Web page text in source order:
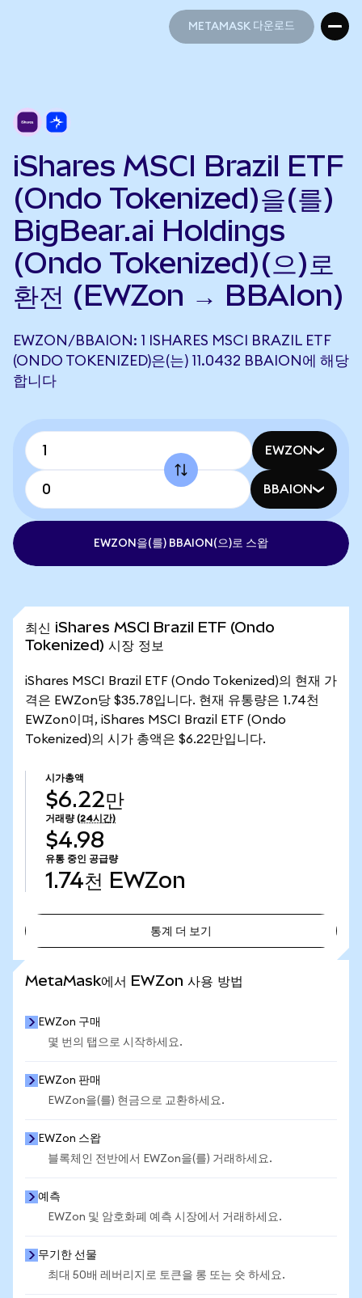
METAMASK 다운로드
iShares MSCI Brazil ETF
(Ondo Tokenized)을(를)
BigBear.ai Holdings
(Ondo Tokenized)(으)로
환전 (EWZon → BBAIon)
EWZON/BBAION: 1 ISHARES MSCI BRAZIL ETF
(ONDO TOKENIZED)은(는) 11.0432 BBAION에 해당
합니다
EWZON
BBAION
EWZON을(를) BBAION(으)로 스왑
최신 iShares MSCI Brazil ETF (Ondo
Tokenized) 시장 정보
iShares MSCI Brazil ETF (Ondo Tokenized)의 현재 가
격은 EWZon당 $35.78입니다. 현재 유통량은 1.74천
EWZon이며, iShares MSCI Brazil ETF (Ondo
Tokenized)의 시가 총액은 $6.22만입니다.
시가총액
$6.22만
거래량 (24시간)
$4.98
유통 중인 공급량
1.74천 EWZon
통계 더 보기
MetaMask에서 EWZon 사용 방법
EWZon 구매
몇 번의 탭으로 시작하세요.
EWZon 판매
EWZon을(를) 현금으로 교환하세요.
EWZon 스왑
블록체인 전반에서 EWZon을(를) 거래하세요.
예측
EWZon 및 암호화폐 예측 시장에서 거래하세요.
무기한 선물
최대 50배 레버리지로 토큰을 롱 또는 숏 하세요.